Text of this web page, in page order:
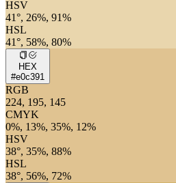
HSV
41°, 26%, 91%
HSL
41°, 58%, 80%
HEX
#e0c391
RGB
224, 195, 145
CMYK
0%, 13%, 35%, 12%
HSV
38°, 35%, 88%
HSL
38°, 56%, 72%